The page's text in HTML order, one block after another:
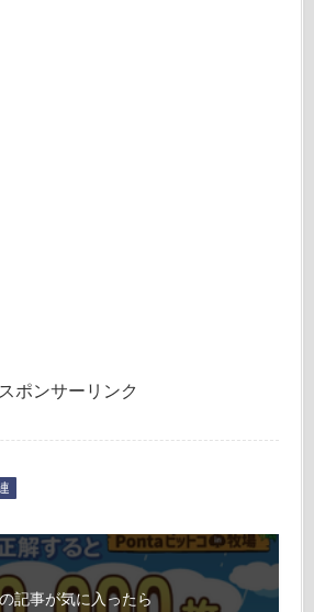
スポンサーリンク
記事が気に入ったら